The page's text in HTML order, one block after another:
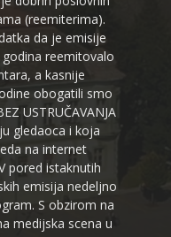
(reemiterima).
da je emisije
reemitovalo
a kasnije
obogatili smo
USTRUČAVANJA
gledaoca i koja
na internet
pored istaknutih
emisija nedeljno
S obzirom na
medijska scena u